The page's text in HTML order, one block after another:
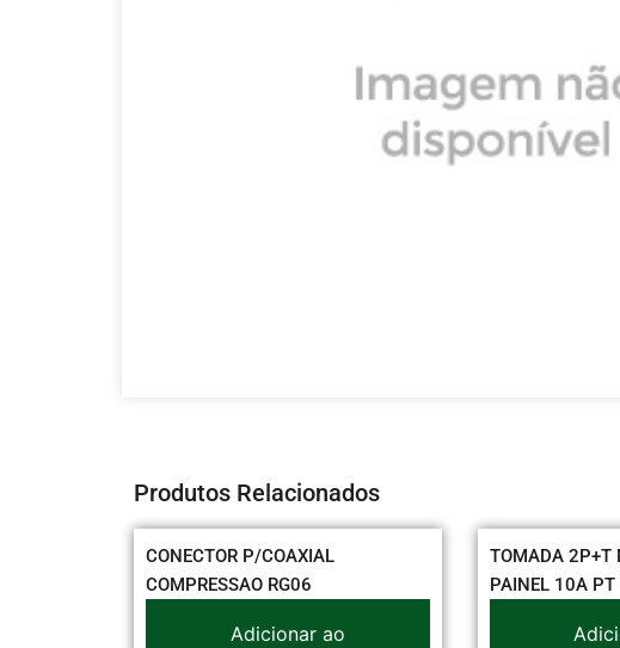
Produtos Relacionados
TOMADA 2P+T MARGIRIUS
PAINEL 10A PT C/RABICHO